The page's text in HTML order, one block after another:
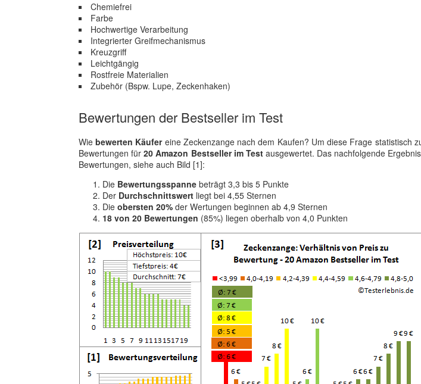
Chemiefrei
Farbe
Hochwertige Verarbeitung
Integrierter Greifmechanismus
Kreuzgriff
Leichtgängig
Rostfreie Materialien
Zubehör (Bspw. Lupe, Zeckenhaken)
Bewertungen der Bestseller im Test
Wiebewerten Käufereine Zeckenzange nach dem Kaufen? Um diese Frage statistisch
Bewertungen für20 Amazon Bestseller im Testausgewertet. Das nachfolgende
Bewertungen, siehe auch Bild [1]:
Die Bewertungsspanne beträgt 3,3 bis 5 Punkte
Der Durchschnittswert liegt bei 4,55 Sternen
Die obersten 20% der Wertungen beginnen ab 4,9 Sternen
18 von 20 Bewertungen (85%) liegen oberhalb von 4,0 Punkten